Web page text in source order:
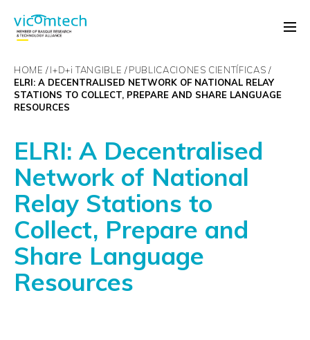
HOME I+D+i TANGIBLE PUBLICACIONES CIENTÍFICAS
ELRI: A DECENTRALISED NETWORK OF NATIONAL RELAY
STATIONS TO COLLECT, PREPARE AND SHARE LANGUAGE
RESOURCES
ELRI: A Decentralised
Network of National
Relay Stations to
Collect, Prepare and
Share Language
Resources